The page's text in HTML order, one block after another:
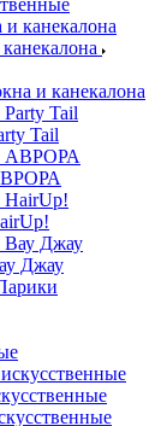
и канекалона
Tail
Джау